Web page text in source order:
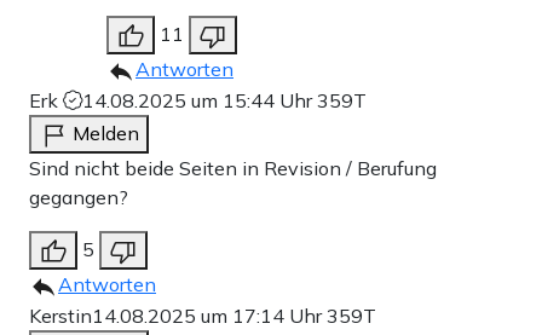
11
Antworten
Erk
14.08.2025 um 15:44 Uhr359T
Melden
Sind nicht beide Seiten in Revision / Berufung
gegangen?
5
Antworten
Kerstin14.08.2025 um 17:14 Uhr359T